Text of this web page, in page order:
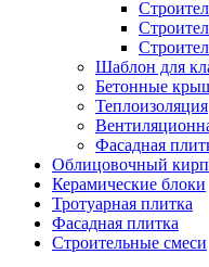
Шаблон для
Бетонные
Теплоизоляция
Фасадная
Облицовочный
Керамические блоки
Тротуарная плитка
Фасадная плитка
Строительные смеси